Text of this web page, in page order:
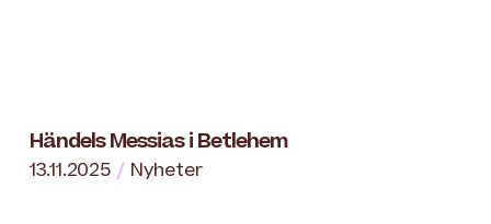
Händels Messias i Betlehem
13.11.2025 Nyheter